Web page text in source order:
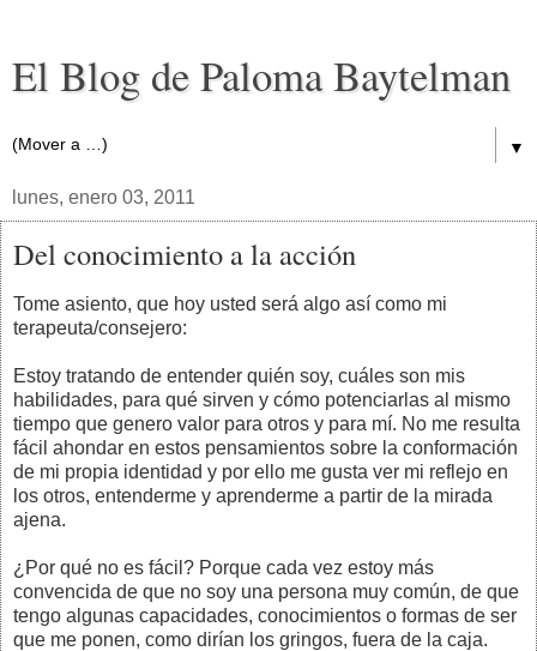
El Blog de Paloma Baytelman
▼
lunes, enero 03, 2011
Del conocimiento a la acción
Tome asiento, que hoy usted será algo así como mi
terapeuta/consejero:
Estoy tratando de entender quién soy, cuáles son mis
habilidades, para qué sirven y cómo potenciarlas al mismo
tiempo que genero valor para otros y para mí. No me resulta
fácil ahondar en estos pensamientos sobre la conformación
de mi propia identidad y por ello me gusta ver mi reflejo en
los otros, entenderme y aprenderme a partir de la mirada
ajena.
¿Por qué no es fácil? Porque cada vez estoy más
convencida de que no soy una persona muy común, de que
tengo algunas capacidades, conocimientos o formas de ser
que me ponen, como dirían los gringos, fuera de la caja.